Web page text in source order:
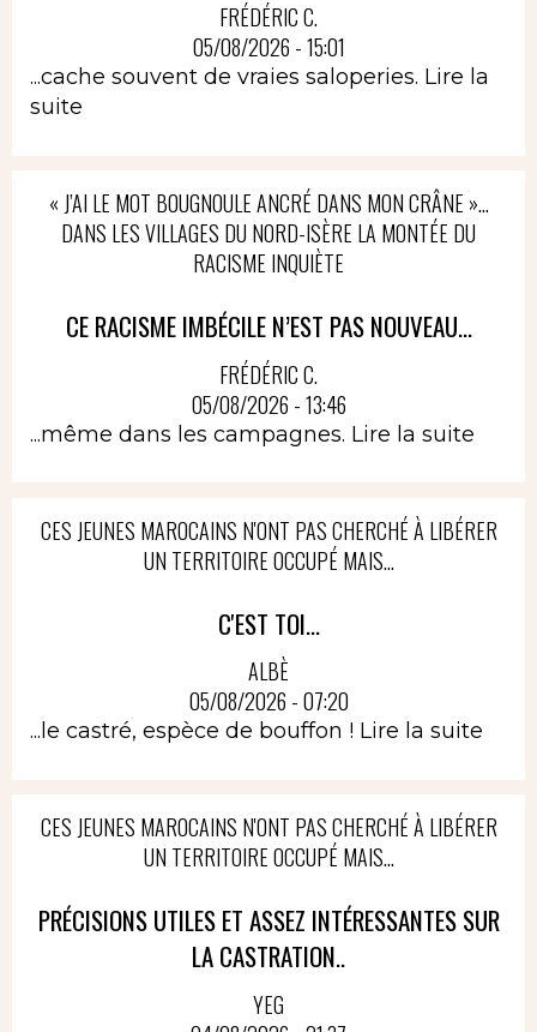
FRÉDÉRIC C.
05/08/2026 - 15:01
...cache souvent de vraies saloperies. Lire la
suite
« J’AI LE MOT BOUGNOULE ANCRÉ DANS MON CRÂNE »…
DANS LES VILLAGES DU NORD-ISÈRE LA MONTÉE DU
RACISME INQUIÈTE
CE RACISME IMBÉCILE N’EST PAS NOUVEAU...
FRÉDÉRIC C.
05/08/2026 - 13:46
...même dans les campagnes. Lire la suite
CES JEUNES MAROCAINS N'ONT PAS CHERCHÉ À LIBÉRER
UN TERRITOIRE OCCUPÉ MAIS...
C'EST TOI...
ALBÈ
05/08/2026 - 07:20
...le castré, espèce de bouffon ! Lire la suite
CES JEUNES MAROCAINS N'ONT PAS CHERCHÉ À LIBÉRER
UN TERRITOIRE OCCUPÉ MAIS...
PRÉCISIONS UTILES ET ASSEZ INTÉRESSANTES SUR
LA CASTRATION..
YEG